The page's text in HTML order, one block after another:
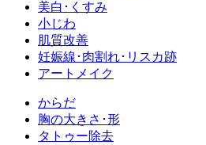
美白･くすみ
小じわ
肌質改善
妊娠線･肉割れ･リスカ跡
アートメイク
からだ
胸の大きさ･形
タトゥー除去